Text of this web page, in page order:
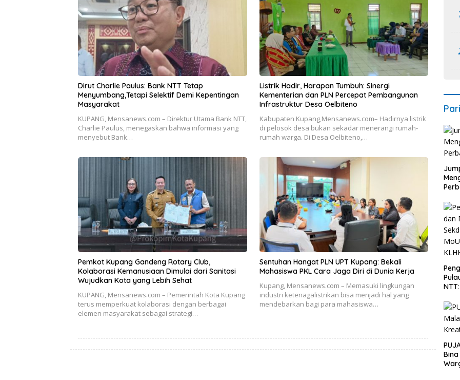
Dirut Charlie Paulus: Bank NTT Tetap
Menyumbang,Tetapi Selektif Demi Kepentingan
Masyarakat
KUPANG, Mensanews.com – Direktur Utama Bank NTT,
Charlie Paulus, menegaskan bahwa informasi yang
menyebut Bank…
Listrik Hadir, Harapan Tumbuh: Sinergi
Kementerian dan PLN Percepat Pembangunan
Infrastruktur Desa Oelbiteno
Kabupaten Kupang,Mensanews.com– Hadirnya listrik
di pelosok desa bukan sekadar menerangi rumah-
rumah warga. Di Desa Oelbiteno,…
Pemkot Kupang Gandeng Rotary Club,
Kolaborasi Kemanusiaan Dimulai dari Sanitasi
Wujudkan Kota yang Lebih Sehat
KUPANG, Mensanews.com – Pemerintah Kota Kupang
terus memperkuat kolaborasi dengan berbagai
elemen masyarakat sebagai strategi…
Sentuhan Hangat PLN UPT Kupang: Bekali
Mahasiswa PKL Cara Jaga Diri di Dunia Kerja
Kupang, Mensanews.com – Memasuki lingkungan
industri ketenagalistrikan bisa menjadi hal yang
mendebarkan bagi para mahasiswa…